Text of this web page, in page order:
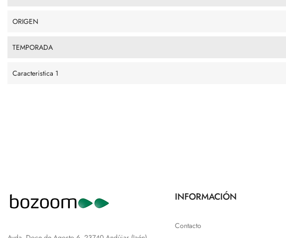
ORIGEN
TEMPORADA
Caracteristica 1
INFORMACIÓN
Contacto